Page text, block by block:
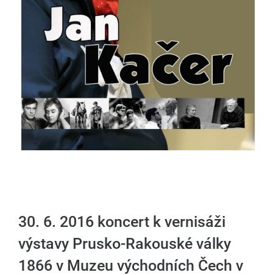
30. 6. 2016 koncert k vernisáži
výstavy Prusko-Rakouské války
1866 v Muzeu východních Čech v